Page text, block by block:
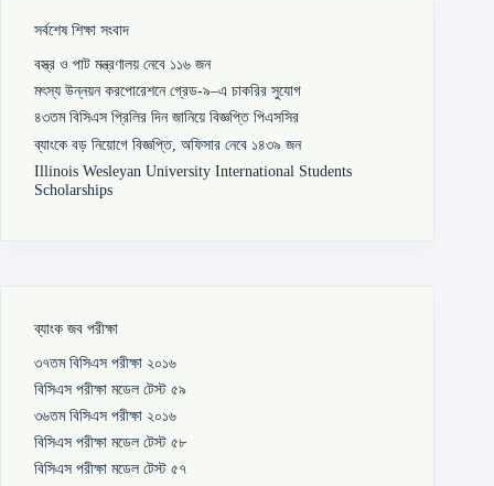
সর্বশেষ শিক্ষা সংবাদ
বস্ত্র ও পাট মন্ত্রণালয় নেবে ১১৬ জন
মৎস্য উন্নয়ন করপোরেশনে গ্রেড-৯–এ চাকরির সুযোগ
৪৩তম বিসিএস প্রিলির দিন জানিয়ে বিজ্ঞপ্তি পিএসসির
ব্যাংকে বড় নিয়োগে বিজ্ঞপ্তি, অফিসার নেবে ১৪৩৯ জন
Illinois Wesleyan University International Students
Scholarships
ব্যাংক জব পরীক্ষা
৩৭তম বিসিএস পরীক্ষা ২০১৬
বিসিএস পরীক্ষা মডেল টেস্ট ৫৯
৩৬তম বিসিএস পরীক্ষা ২০১৬
বিসিএস পরীক্ষা মডেল টেস্ট ৫৮
বিসিএস পরীক্ষা মডেল টেস্ট ৫৭